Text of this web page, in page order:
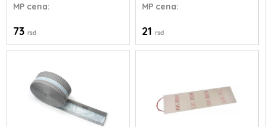
MP cena:
73rsd
MPcena:
21 rsd